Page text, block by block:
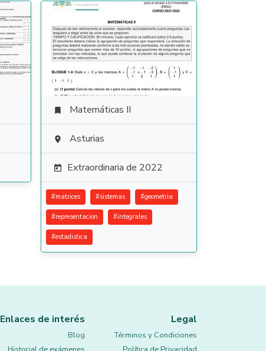
 Matemáticas II
 Asturias
 Extraordinaria de 2022
#matrices #sistemas #geometria
#representacion #integrales
#estadistica
Enlaces de interés
Blog
Legal
Términos y Condiciones